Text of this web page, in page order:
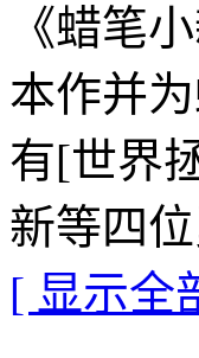
《蜡笔
本作并
有[世界
新等四
[ 显示全